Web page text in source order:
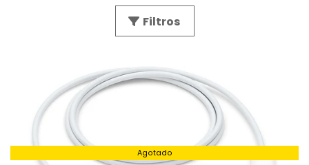
Filtros
Agotado